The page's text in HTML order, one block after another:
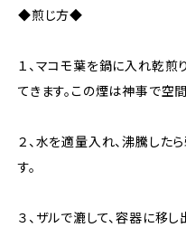
◆煎じ方◆
１、マコモ葉を鍋に入れ乾煎
てきます。この煙は神事で空
２、水を適量入れ、沸騰した
す。
３、ザルで漉して、容器に移し